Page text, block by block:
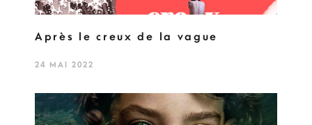
Après le creux de la vague
24 MAI 2022